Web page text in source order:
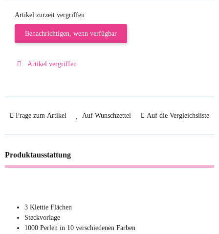
Artikel zurzeit vergriffen
Benachrichtigen, wenn verfügbar
Artikel vergriffen
Frage zum Artikel Auf Wunschzettel Auf die Vergleichsliste
Produktausstattung
3 Klettie Flächen
Steckvorlage
1000 Perlen in 10 verschiedenen Farben